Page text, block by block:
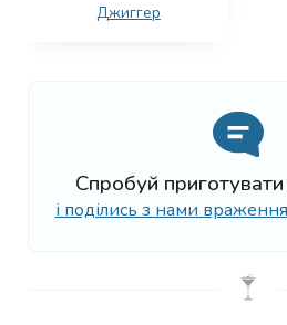
Джиггер
Спробуй
і поділись з нами